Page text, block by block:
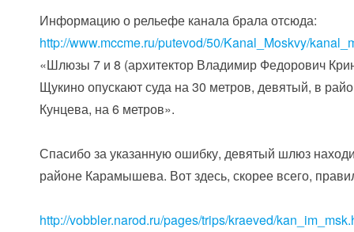
Информацию о рельефе канала брала отсюда:
http://www.mccme.ru/putevod/50/Kanal_Moskvy/
«Шлюзы 7 и 8 (архитектор Владимир Федорович
Щукино опускают суда на 30 метров, девятый, в
Кунцева, на 6 метров».
Спасибо за указанную ошибку, девятый шлюз
районе Карамышева. Вот здесь, скорее всего,
http://vobbler.narod.ru/pages/trips/kraeved/